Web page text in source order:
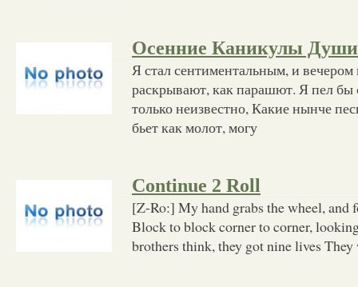
Осенние Каникулы Души
Я стал сентиментальным, и
раскрывают, как парашют. Я пел бы
только неизвестно, Какие нынче
бьет как молот, могу
Continue 2 Roll
[Z-Ro:] My hand grabs the wheel, and
Block to block corner to corner,
brothers think, they got nine lives They